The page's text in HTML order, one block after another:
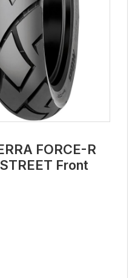
FORCE-R
Front